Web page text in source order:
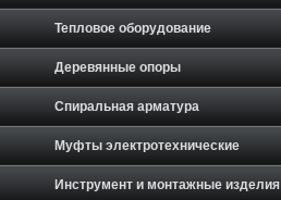
Тепловое оборудование
Деревянные опоры
Спиральная арматура
Муфты электротехнические
Инструмент и монтажные изделия